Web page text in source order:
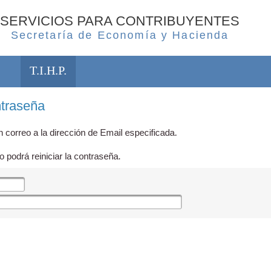
SERVICIOS PARA CONTRIBUYENTES
Secretaría de Economía y Hacienda
T.I.H.P.
a la dirección de Email especificada.
podrá reiniciar la contraseña.